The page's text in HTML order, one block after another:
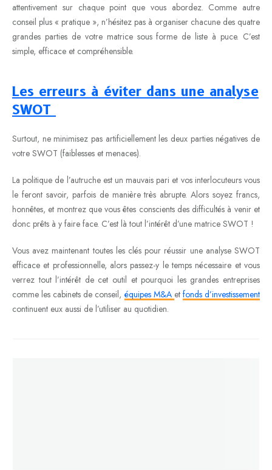
attentivement sur chaque point que vous abordez. Comme autre
conseil plus « pratique », n’hésitez pas à organiser chacune des quatre
grandes parties de votre matrice sous forme de liste à puce. C’est
simple, efficace et compréhensible.
Les erreurs à éviter dans une analyse
SWOT
Surtout, ne minimisez pas artificiellement les deux parties négatives de
votre SWOT (faiblesses et menaces).
La politique de l’autruche est un mauvais pari et vos interlocuteurs vous
le feront savoir, parfois de manière très abrupte. Alors soyez francs,
honnêtes, et montrez que vous êtes conscients des difficultés à venir et
donc prêts à y faire face. C’est là tout l’intérêt d’une matrice SWOT !
Vous avez maintenant toutes les clés pour réussir une analyse SWOT
efficace et professionnelle, alors passez-y le temps nécessaire et vous
verrez tout l’intérêt de cet outil et pourquoi les grandes entreprises
comme les cabinets de conseil, équipes M&A et fonds d’investissement
continuent eux aussi de l’utiliser au quotidien.